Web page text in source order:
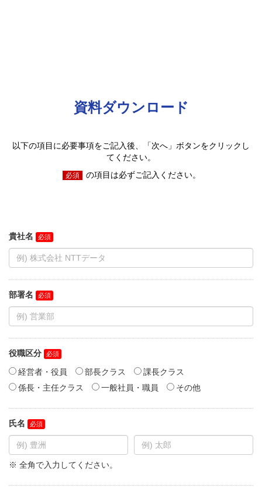
資料ダウンロード
以下の項目に必要事項をご記入後、「次へ」ボタンをクリックし
てください。
必須 の項目は必ずご記入ください。
貴社名
部署名
役職区分
経営者・役員
部長クラス
課長クラス
係長・主任クラス
一般社員・職員 その他
氏名
※ 全角で入力してください。